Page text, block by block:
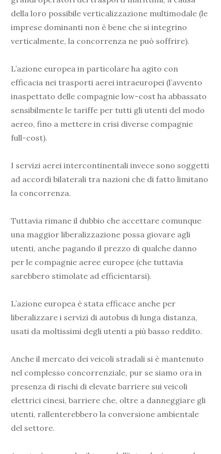
della loro possibile verticalizzazione multimodale (le
imprese dominanti non è bene che si integrino
verticalmente, la concorrenza ne può soffrire).
L’azione europea in particolare ha agito con
efficacia nei trasporti aerei intraeuropei (l’avvento
inaspettato delle compagnie low-cost ha abbassato
sensibilmente le tariffe per tutti gli utenti del modo
aereo, fino a mettere in crisi diverse compagnie
full-cost).
I servizi aerei intercontinentali invece sono soggetti
ad accordi bilaterali tra nazioni che di fatto limitano
la concorrenza.
Tuttavia rimane il dubbio che accettare comunque
una maggior liberalizzazione possa giovare agli
utenti, anche pagando il prezzo di qualche danno
per le compagnie aeree europee (che tuttavia
sarebbero stimolate ad efficientarsi).
L’azione europea è stata efficace anche per
liberalizzare i servizi di autobus di lunga distanza,
usati da moltissimi degli utenti a più basso reddito.
Anche il mercato dei veicoli stradali si è mantenuto
nel complesso concorrenziale, pur se siamo ora in
presenza di rischi di elevate barriere sui veicoli
elettrici cinesi, barriere che, oltre a danneggiare gli
utenti, rallenterebbero la conversione ambientale
del settore.